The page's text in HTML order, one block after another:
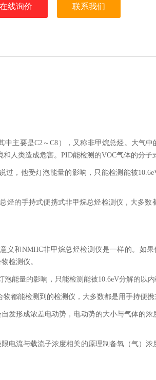
在线询价 联系我们
主要是C2～C8），又称非甲烷总烃。大气中
人类造成危害。PID能检测的VOC气体的分子
他受灯泡能量的影响，只能检测能被
手持式便携式非甲烷总烃检测仪，大多数
义和NMHC非甲烷总烃检测仪是一样的。如
检测仪。
量的影响，只能检测能被10.6eV分解的以内
能检测到的检测仪，大多数都是用手持便携
发形成浓差电动势，电动势的大小与气体的
电流与载流子浓度相关的原理制备氧（气）